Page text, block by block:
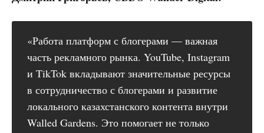
«Работа платформ с блогерами — важная
часть рекламного рынка. YouTube, Instagram
и TikTok вкладывают значительные ресурсы
в сотрудничество с блогерами и развитие
локального казахстанского контента внутри
Walled Gardens. Это помогает не только